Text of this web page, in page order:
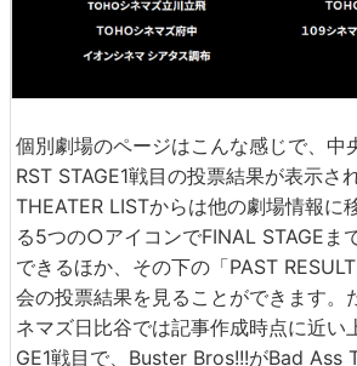
個別劇場のページはこんな感じで、中
RST STAGE1戦目の投票結果が表示さ
THEATER LISTからは他の劇場情報に
る5つの○アイコンでFINAL STAGEま
できるほか、その下の「PAST
会の投票結果を見ることができます。
ネマズ日比谷では記事作成時点に近い
GE1戦目で、Buster Bros!!!がBad Ass